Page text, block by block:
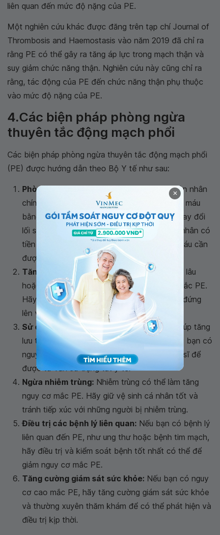
liên quan đến mức độ nặng của PE.
Một nghiên cứu khác được đăng trên tạp chí Journal of
Thrombosis and Haemostasis vào năm 2019 đã chỉ ra
rằng PE có thể gây ra tăng áp lực trong mạch thận và
suy giảm chức năng thận. Nghiên cứu này cũng chỉ ra
rằng, tác động của PE đến chức năng thận phụ thuộc
vào mức độ nặng của PE.
4.Các biện pháp phòng ngừa
thuyên tắc động mạch phổi
Các biện pháp phòng ngừa thuyên tắc động mạch phổi
(PE) được hướng dẫn theo Bộ Y tế như sau:
Phòng ngừa đông máu:Đông máu là nguyên nhân
chính gây PE. Do đó, việc phòng ngừa đông máu
bằng cách sử dụng thuốc chống đông và thay đổi
lối sống là rất quan trọng. Đối với các bệnh nhân có
tiền sử hoặc bệnh nền liên quan đến đông máu cần
được tư vấn và điều trị dự phòng bởi bác sĩ.
Tăng cường hoạt động:Việc ngồi lâu, đứng lâu
hoặc ít vận động có thể làm tăng nguy cơ mắc PE.
Hãy cố gắng thay đổi tư thế thường xuyên, đứng
lên và đi lại thường xuyên khi làm việc.
Sử dụng tất y tế:
Sử dụng tất y tế có thể giúp tăng
lưu thông máu và giảm nguy cơ mắc PE. Nếu bạn có
nguy cơ mắc PE cao, hãy thảo luận với bác sĩ để
được tư vấn sử dụng tất y tế.
Ngừa nhiễm trùng: Nhiễm trùng có thể làm tăng
nguy cơ mắc PE. Hãy giữ vệ sinh cá nhân tốt và
tránh tiếp xúc với những người bị nhiễm trùng.
Điều trị các bệnh lý liên quan: Nếu bạn có bệnh lý
liên quan đến PE, như ung thư hoặc bệnh tim mạch,
hãy điều trị và kiểm soát bệnh tốt nhất có thể để
giảm nguy cơ mắc PE.
Tăng cường giám sát sức khỏe: Nếu bạn có nguy
cơ cao mắc PE, hãy tăng cường giám sát sức khỏe
và thường xuyên thăm khám để có thể phát hiện và
điều trị kịp thời.
×